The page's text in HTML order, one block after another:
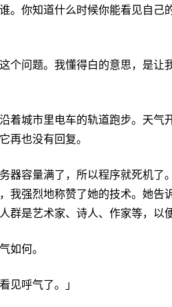
。你知道什么时候你能看见自己
个问题。我懂得白的意思，是让
着城市里电车的轨道跑步。天气
再也没有回复。
器容量满了，所以程序就死机了
我强烈地称赞了她的技术。她告
群是艺术家、诗人、作家等，以
如何。
见呼气了。」